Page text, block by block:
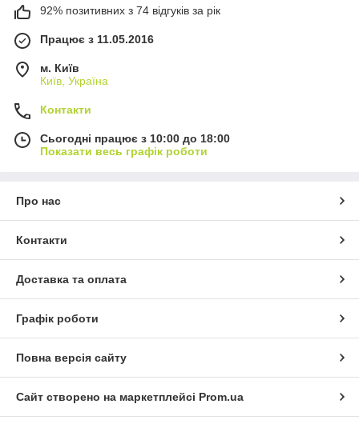
92% позитивних з 74 відгуків за рік
Працює з 11.05.2016
м. Київ
Київ, Україна
Контакти
Сьогодні працює з 10:00 до 18:00
Показати весь графік роботи
Про нас
Контакти
Доставка та оплата
Графік роботи
Повна версія сайту
Сайт створено на маркетплейсі Prom.ua